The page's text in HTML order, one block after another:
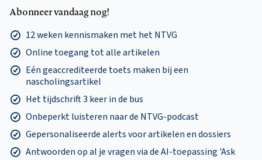
Abonneer vandaag nog!
12 weken kennismaken met het NTVG
Online toegang tot alle artikelen
Eén geaccrediteerde toets maken bij een
nascholingsartikel
Het tijdschrift 3 keer in de bus
Onbeperkt luisteren naar de NTVG-podcast
Gepersonaliseerde alerts voor artikelen en dossiers
Antwoorden op al je vragen via de AI-toepassing 'Ask